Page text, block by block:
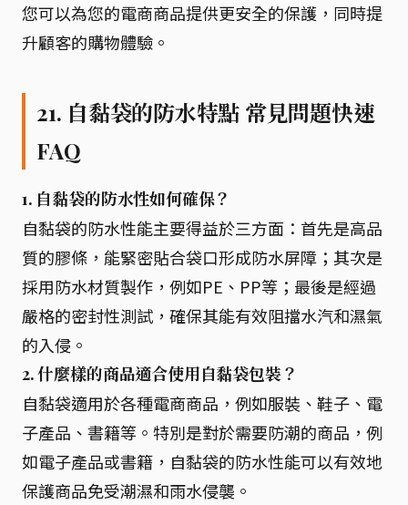
您可以為您的電商商品提供更安全的保護，同時提
升顧客的購物體驗。
21. 自黏袋的防水特點 常見問題快速
FAQ
1. 自黏袋的防水性如何確保？
自黏袋的防水性能主要得益於三方面：首先是高品
質的膠條，能緊密貼合袋口形成防水屏障；其次是
採用防水材質製作，例如PE、PP等；最後是經過
嚴格的密封性測試，確保其能有效阻擋水汽和濕氣
的入侵。
2. 什麼樣的商品適合使用自黏袋包裝？
自黏袋適用於各種電商商品，例如服裝、鞋子、電
子產品、書籍等。特別是對於需要防潮的商品，例
如電子產品或書籍，自黏袋的防水性能可以有效地
保護商品免受潮濕和雨水侵襲。